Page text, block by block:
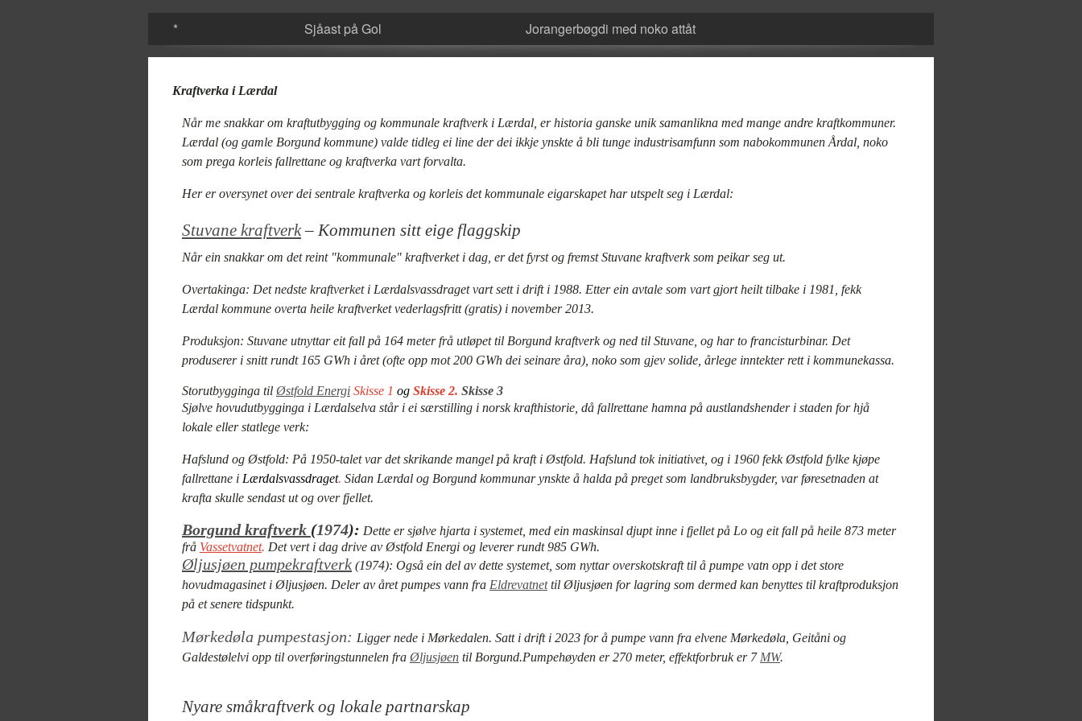
* Sjåast på Gol Jorangerbøgdi med noko attåt
Kraftverka i Lærdal
Når me snakkar om kraftutbygging og kommunale kraftverk i Lærdal, er historia ganske unik samanlikna med mange andre kraftkommuner.
Lærdal (og gamle Borgund kommune) valde tidleg ei line der dei ikkje ynskte å bli tunge industrisamfunn som nabokommunen Årdal, noko
som prega korleis fallrettane og kraftverka vart forvalta.
Her er oversynet over dei sentrale kraftverka og korleis det kommunale eigarskapet har utspelt seg i Lærdal:
Stuvane kraftverk– Kommunen sitt eige flaggskip
Når ein snakkar om det reint "kommunale" kraftverket i dag, er det fyrst og fremstStuvane kraftverksom peikar seg ut.
Overtakinga: Det nedste kraftverket i Lærdalsvassdraget vart sett i drift i 1988. Etter ein avtale som vart gjort heilt tilbake i 1981, fekk
Lærdal kommune overta heile kraftverket vederlagsfritt (gratis) i november 2013.
Produksjon: Stuvane utnyttar eit fall på 164 meter frå utløpet til Borgund kraftverk og ned til Stuvane, og har to francisturbinar. Det
produserer i snitt rundt 165 GWh i året (ofte opp mot 200 GWh dei seinare åra), noko som gjev solide, årlege inntekter rett i kommunekassa.
Storutbygginga til Østfold Energi Skisse 1 og Skisse 2. Skisse 3
Sjølve hovudutbygginga i Lærdalselva står i ei særstilling i norsk krafthistorie, då fallrettane hamna på austlandshender i staden for hjå
lokale eller statlege verk:
Hafslund og Østfold: På 1950-talet var det skrikande mangel på kraft i Østfold. Hafslund tok initiativet, og i 1960 fekk Østfold fylke kjøpe
fallrettane i Lærdalsvassdraget. Sidan Lærdal og Borgund kommunar ynskte å halda på preget som landbruksbygder, var føresetnaden at
krafta skulle sendast ut og over fjellet.
Borgund kraftverk (1974): Dette er sjølve hjarta i systemet, med ein maskinsal djupt inne i fjellet på Lo og eit fall på heile 873 meter
frå Vassetvatnet. Det vert i dag drive av Østfold Energi og leverer rundt 985 GWh.
Øljusjøen pumpekraftverk (1974): Også ein del av dette systemet, som nyttar overskotskraft til å pumpe vatn opp i det store
hovudmagasinet i Øljusjøen. Deler av året pumpes vann fra Eldrevatnettil Øljusjøen for lagring som dermed kan benyttes til kraftproduksjon
på et senere tidspunkt.
Mørkedøla pumpestasjon: Ligger nede i Mørkedalen. Satt i drift i 2023 for å pumpe vann fra elvene Mørkedøla, Geitåni og
Galdestølelvi opp til overføringstunnelen fra Øljusjøen til Borgund.Pumpehøyden er 270 meter, effektforbruk er 7 MW.
Nyare småkraftverk og lokale partnarskap